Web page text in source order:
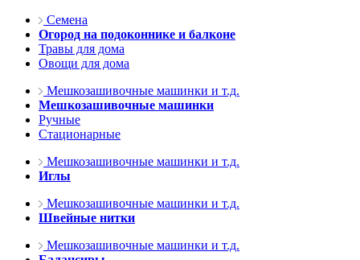
Семена
Огород на подоконнике и балконе
Травы для дома
Овощи для дома
Мешкозашивочные машинки и т.д.
Мешкозашивочные машинки
Ручные
Стационарные
Мешкозашивочные машинки и т.д.
Иглы
Мешкозашивочные машинки и т.д.
Швейные нитки
Мешкозашивочные машинки и т.д.